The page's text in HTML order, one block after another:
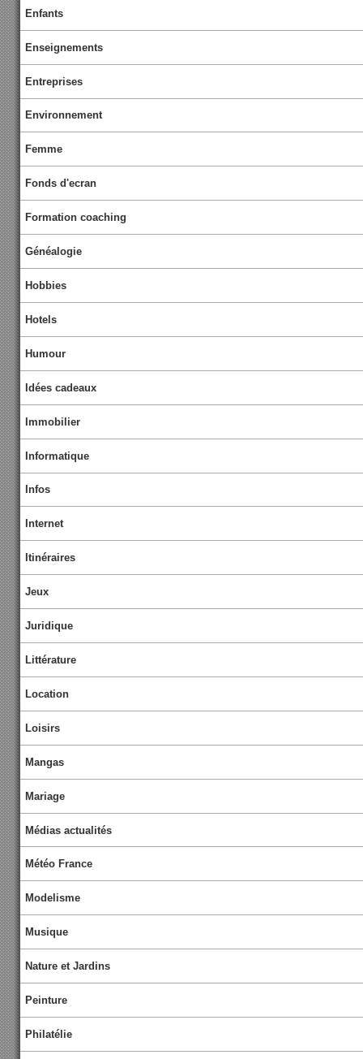
Enfants
Enseignements
Entreprises
Environnement
Femme
Fonds d'ecran
Formation coaching
Généalogie
Hobbies
Hotels
Humour
Idées cadeaux
Immobilier
Informatique
Infos
Internet
Itinéraires
Jeux
Juridique
Littérature
Location
Loisirs
Mangas
Mariage
Médias actualités
Météo France
Modelisme
Musique
Nature et Jardins
Peinture
Philatélie